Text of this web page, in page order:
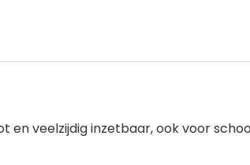
en veelzijdig inzetbaar, ook voor